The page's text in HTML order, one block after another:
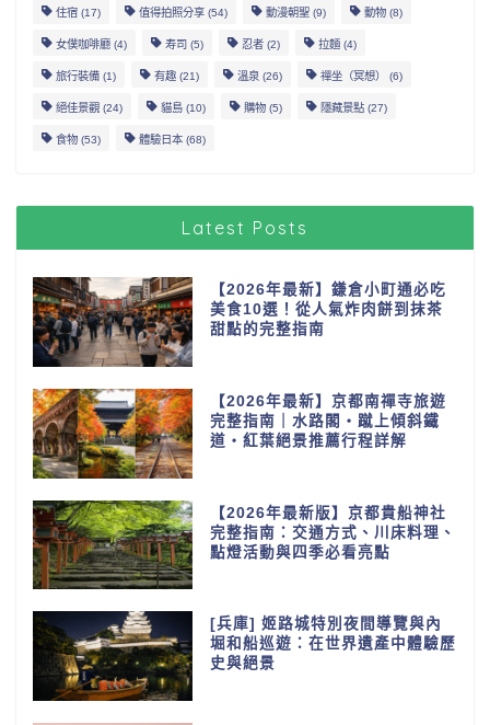
住宿 (17) 值得拍照分享 (54) 動漫朝聖 (9) 動物 (8)
女僕咖啡廳 (4) 寿司 (5) 忍者 (2) 拉麵 (4)
旅行裝備 (1) 有趣 (21) 溫泉 (26) 禪坐（冥想） (6)
絕佳景觀 (24) 貓島 (10) 購物 (5) 隱藏景點 (27)
食物 (53) 體驗日本 (68)
Latest Posts
【2026年最新】鎌倉小町通必吃
美食10選！從人氣炸肉餅到抹茶
甜點的完整指南
【2026年最新】京都南禪寺旅遊
完整指南｜水路閣・蹴上傾斜鐵
道・紅葉絕景推薦行程詳解
【2026年最新版】京都貴船神社
完整指南：交通方式、川床料理、
點燈活動與四季必看亮點
[兵庫] 姬路城特別夜間導覽與內
堀和船巡遊：在世界遺產中體驗歷
史與絕景